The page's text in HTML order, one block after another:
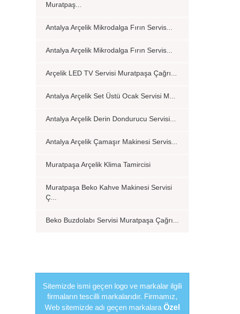
Muratpaş...
Antalya Arçelik Mikrodalga Fırın Servis...
Antalya Arçelik Mikrodalga Fırın Servis...
Arçelik LED TV Servisi Muratpaşa Çağrı...
Antalya Arçelik Set Üstü Ocak Servisi M...
Antalya Arçelik Derin Dondurucu Servisi...
Antalya Arçelik Çamaşır Makinesi Servis...
Muratpaşa Arçelik Klima Tamircisi
Muratpaşa Beko Kahve Makinesi Servisi
Ç...
Beko Buzdolabı Servisi Muratpaşa Çağrı...
Sitemizde ismi geçen logo ve markalar ilgili
firmaların tescilli markalarıdır. Firmamız,
Web sitemizde adı geçen markalara Özel